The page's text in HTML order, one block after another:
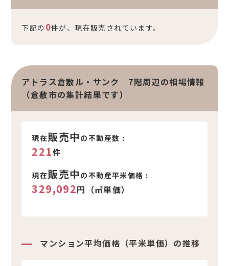
下記の 0件が、現在販売されています。
アトラス倉敷ル・サンク 7階周辺の相場情報
（倉敷市の集計結果です）
現在販売中 の不動産数 :
221件
現在販売中 の不動産平米価格 :
329,092円（㎡単価）
マンション平均価格（平米単価）の推移